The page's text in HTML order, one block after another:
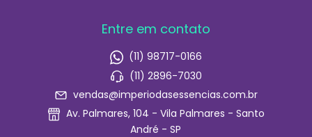
Entre em contato
(11) 98717-0166
(11) 2896-7030
vendas@imperiodasessencias.com.br
Av. Palmares, 104 - Vila Palmares - Santo
André - SP